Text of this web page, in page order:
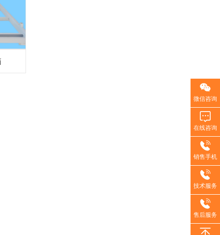
微信咨询
在线咨询
销售手机
技术服务
售后服务